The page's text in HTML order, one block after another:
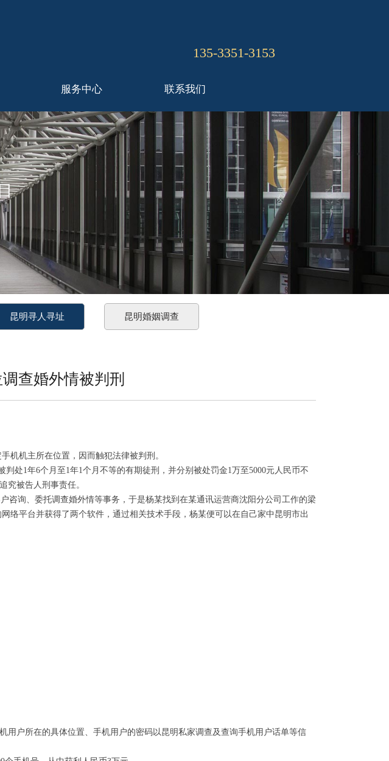
135-3351-3153
服务中心 联系我们
昆明寻人寻址 昆明婚姻调查
查婚外情被判刑
机主所在位置，因而触犯法律被判刑。
年6个月至1年1个月不等的有期徒刑，并分别被处罚金1万至5000元人民币不
究被告人刑事责任。
、委托调查婚外情等事务，于是杨某找到在某通讯运营商沈阳分公司工作的梁
络平台并获得了两个软件，通过相关技术手段，杨某便可以在自己家中昆明市出
机用户所在的具体位置、手机用户的密码以昆明私家调查及查询手机用户话单等信